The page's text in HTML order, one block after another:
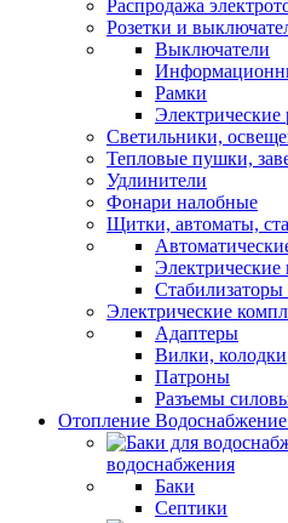
Распродажа
Розетки и
Выключатели
Рамки
Электрические
Светильники,
Тепловые пушки,
Удлинители
Фонари налобные
Щитки, автоматы,
Электрические
Адаптеры
Вилки, колодки
Патроны
Разъемы
Отопление
водоснабжения
Баки
Септики